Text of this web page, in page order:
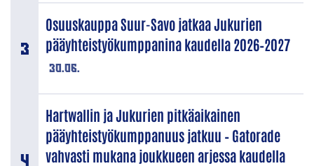
30.06.
Osuuskauppa Suur-Savo jatkaa Jukurien
pääyhteistyökumppanina kaudella 2026–2027
Hartwallin ja Jukurien pitkäaikainen
pääyhteistyökumppanuus jatkuu – Gatorade
vahvasti mukana joukkueen arjessa kaudella